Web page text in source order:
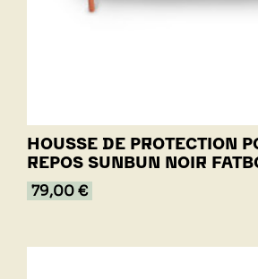
HOUSSE DE PROTECTION
REPOS SUNBUN NOIR
79,00 €